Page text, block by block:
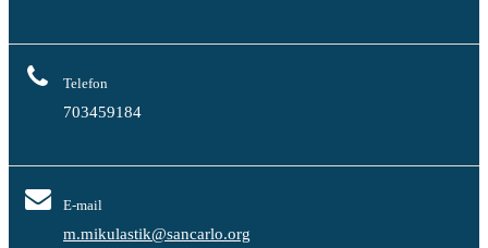
Telefon
703459184
E-mail
m.mikulastik@sancarlo.org